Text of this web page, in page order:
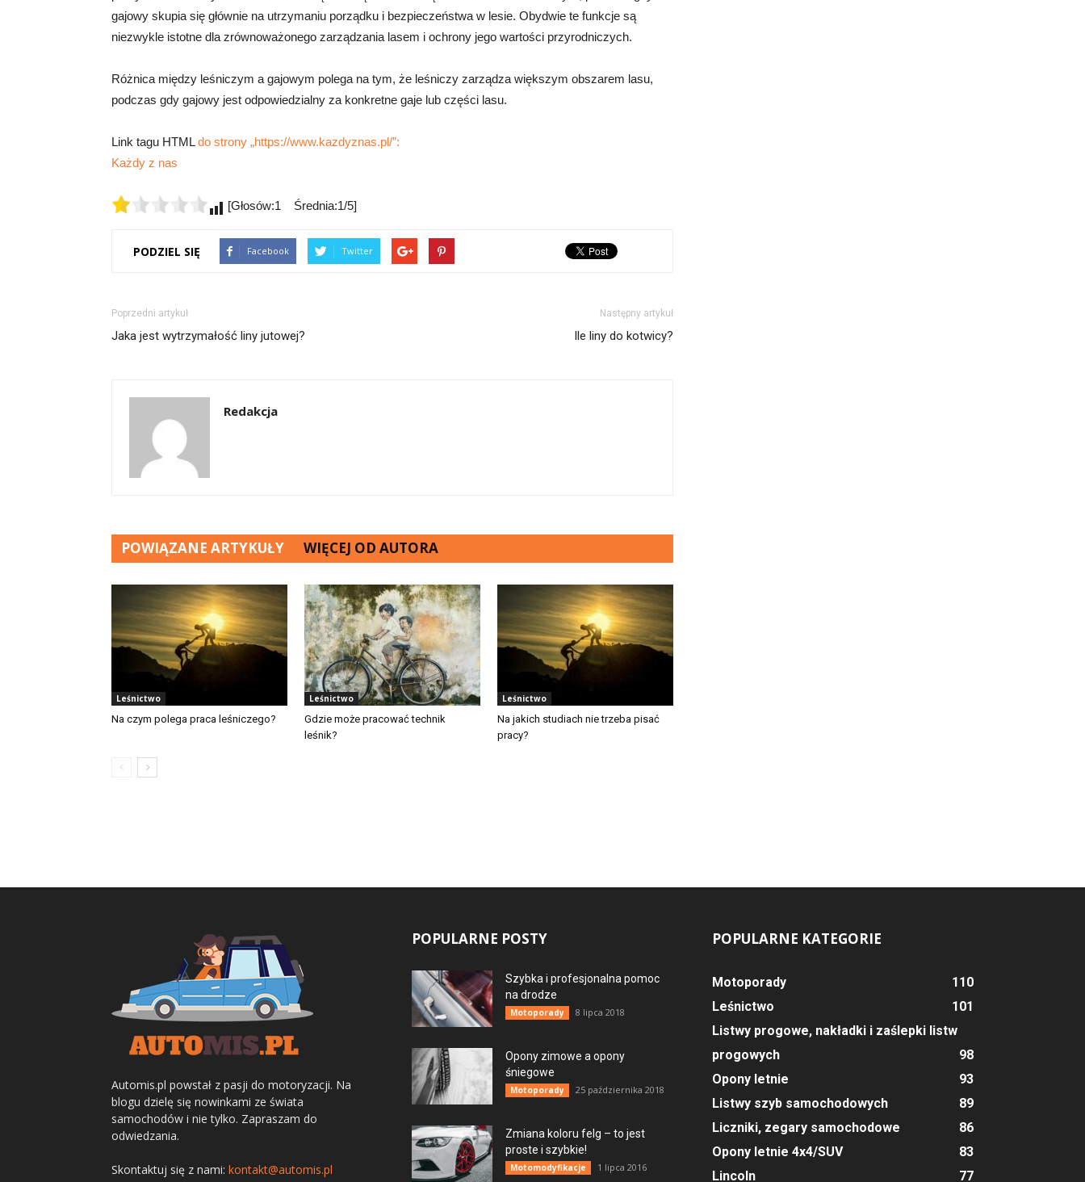
gajowy skupia się głównie na utrzymaniu porządku i bezpieczeństwa w lesie. Obydwie te funkcje są
niezwykle istotne dla zrównoważonego zarządzania lasem i ochrony jego wartości przyrodniczych.
Różnica między leśniczym a gajowym polega na tym, że leśniczy zarządza większym obszarem lasu,
podczas gdy gajowy jest odpowiedzialny za konkretne gaje lub części lasu.
Link tagu HTMLdo strony „https://www.kazdyznas.pl/”:
Każdy z nas
[Głosów:1 Średnia:1/5]
PODZIEL SIĘ Facebook Twitter
Poprzedni artykuł
Jaka jest wytrzymałość liny jutowej?
Następny artykuł
Ile liny do kotwicy?
Redakcja
POWIĄZANE ARTYKUŁY WIĘCEJ OD AUTORA
Leśnictwo
Na czym polega praca leśniczego?
Leśnictwo
Gdzie może pracować technik
leśnik?
Leśnictwo
Na jakich studiach nie trzeba pisać
pracy?
Automis.pl powstał z pasji do motoryzacji. Na
blogu dzielę się nowinkami ze świata
samochodów i nie tylko. Zapraszam do
odwiedzania.
Skontaktuj się z nami: kontakt@automis.pl
POPULARNE POSTY
Szybka i profesjonalna pomoc
na drodze
Motoporady 8 lipca 2018
Opony zimowe a opony
śniegowe
Motoporady 25 października 2018
Zmiana koloru felg – to jest
proste i szybkie!
Motomodyfikacje 1 lipca 2016
POPULARNE KATEGORIE
Motoporady
110
Leśnictwo
101
Listwy progowe, nakładki i zaślepki listw
progowych
98
Opony letnie
93
Listwy szyb samochodowych
89
Liczniki, zegary samochodowe
86
Opony letnie 4x4/SUV
83
Lincoln
77